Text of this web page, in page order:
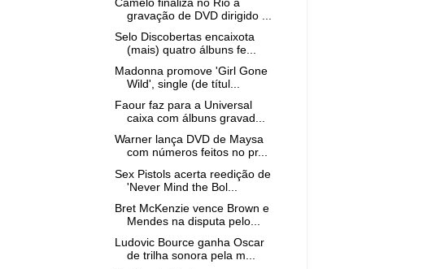
Camelo finaliza no Rio a
gravação de DVD dirigido ...
Selo Discobertas encaixota
(mais) quatro álbuns fe...
Madonna promove 'Girl Gone
Wild', single (de títul...
Faour faz para a Universal
caixa com álbuns gravad...
Warner lança DVD de Maysa
com números feitos no pr...
Sex Pistols acerta reedição de
'Never Mind the Bol...
Bret McKenzie vence Brown e
Mendes na disputa pelo...
Ludovic Bource ganha Oscar
de trilha sonora pela m...